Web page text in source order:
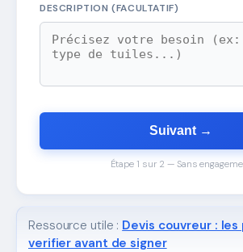
DESCRIPTION (FACULTATIF)
Suivant →
Étape 1 sur 2 — Sans
Ressource utile : Devis couvreur : les
verifier avant de signer